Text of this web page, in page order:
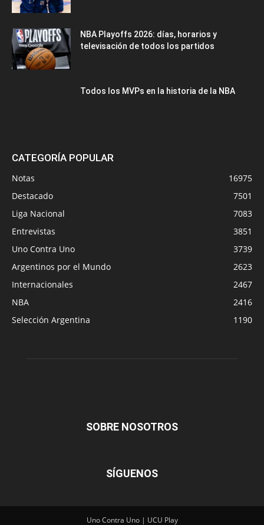
NBA Playoffs 2026: días, horarios y
televisación de todos los partidos
Todos los MVPs en la historia de la NBA
CATEGORÍA POPULAR
Notas
16975
Destacado
7501
Liga Nacional
7083
Entrevistas
3851
Uno Contra Uno
3739
Argentinos por el Mundo
2623
Internacionales
2467
NBA
2416
Selección Argentina
1190
SOBRE NOSOTROS
SÍGUENOS
Uno Contra Uno | UCU Play